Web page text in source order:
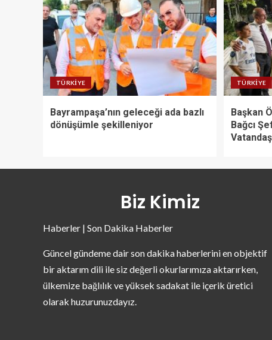
TÜRKIYE
Bayrampaşa’nın geleceği ada bazlı
dönüşümle şekilleniyor
TÜRKIYE
Başkan
Bağcı
Biz Kimiz
Haberler | Son Dakika Haberler
Güncel gündeme dair son dakika haberlerini en objektif
bir aktarım dili ile siz değerli okurlarımıza aktarırken,
ülkemize bağlılık ve yüksek sadakat ile içerik üretici
olarak huzurunuzdayız.